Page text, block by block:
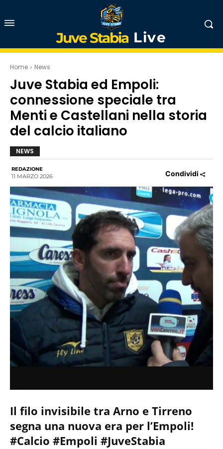
Juve Stabia Live
Home News
Juve Stabia ed Empoli:
connessione speciale tra
Menti e Castellani nella storia
del calcio italiano
NEWS
REDAZIONE
11 MARZO 2026 Condividi
Il filo invisibile tra Arno e Tirreno
segna una nuova era per l’Empoli!
#Calcio #Empoli #JuveStabia